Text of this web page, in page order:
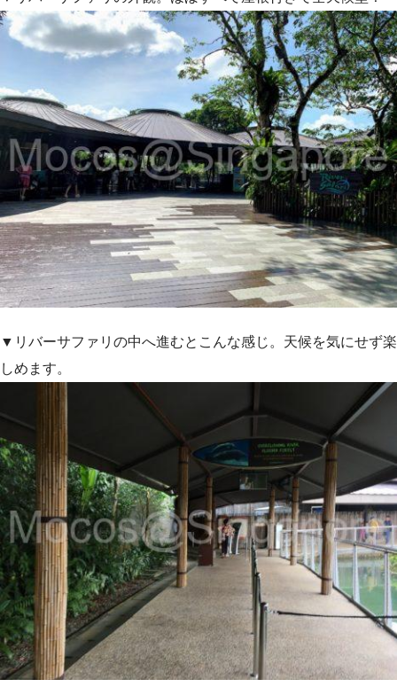
▼リバーサファリの中へ進むとこんな感じ。天候を気にせず楽
しめます。